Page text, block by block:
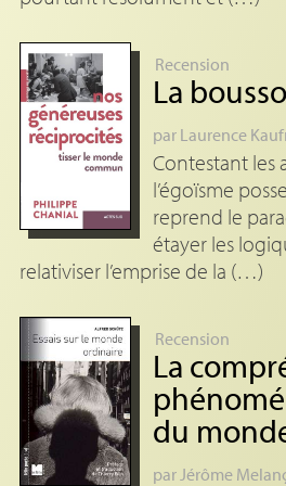
Recension
La
par Laurence
Contestant les
l’égoïsme
reprend le
étayer les
relativiser l’emprise de la (…)
Recension
La
du
par Jérôme